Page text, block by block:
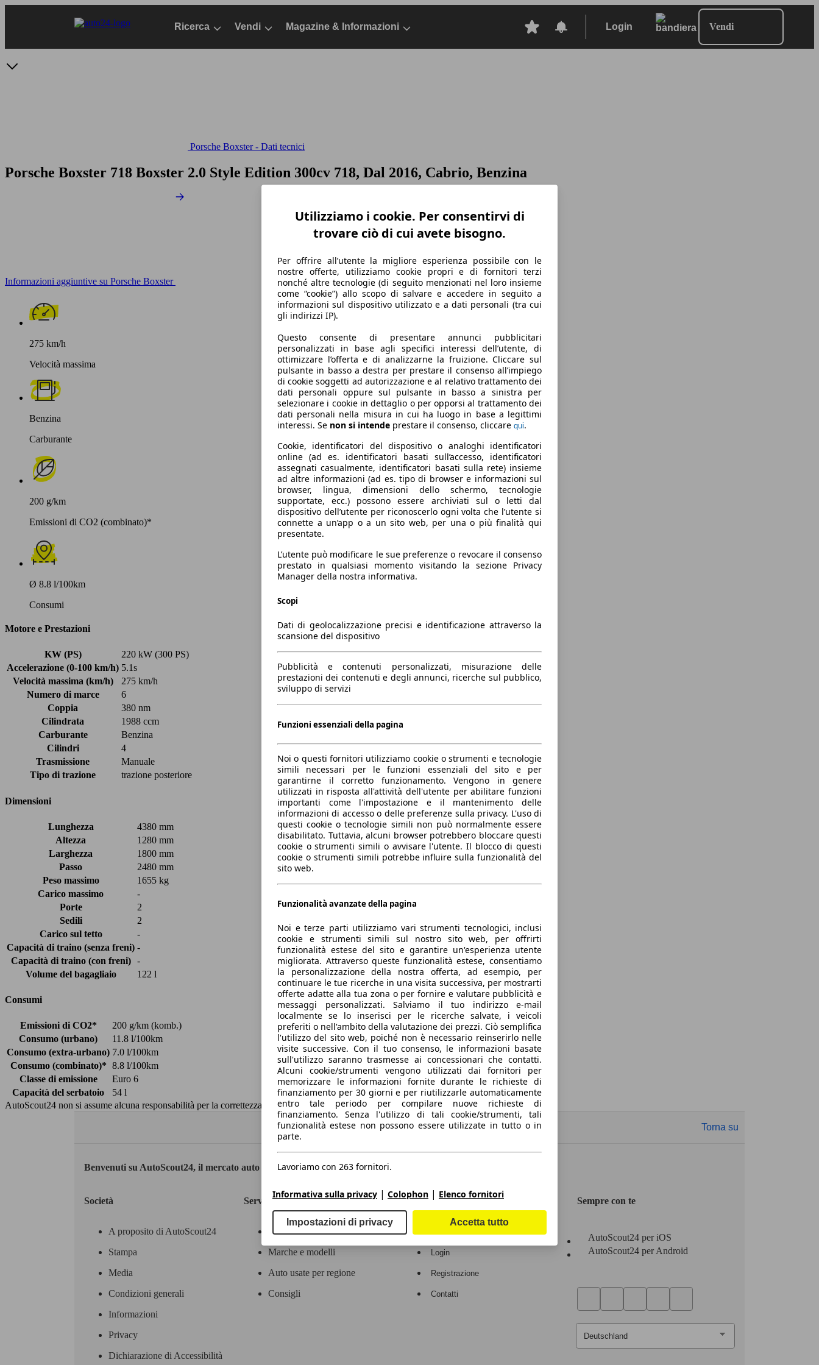
Ricerca Vendi Magazine & Informazioni Login Vendi
Porsche Boxster - Dati tecnici
Porsche Boxster 718 Boxster 2.0 Style Edition 300cv 718, Dal 2016, Cabrio, Benzina
Informazioni aggiuntive su Porsche Boxster
275 km/h
Velocità massima
Benzina
Carburante
200 g/km
Emissioni di CO2 (combinato)*
Ø 8.8 l/100km
Consumi
Motore e Prestazioni
KW (PS)
220 kW (300 PS)
Accelerazione (0-100 km/h) 5.1s
Velocità massima (km/h)
275 km/h
Numero di marce
6
Coppia
380 nm
Cilindrata
1988 ccm
Carburante
Benzina
Cilindri
4
Trasmissione
Manuale
Tipo di trazione
trazione posteriore
Dimensioni
Lunghezza
4380 mm
Altezza
1280 mm
Larghezza
1800 mm
Passo
2480 mm
Peso massimo
1655 kg
Carico massimo
-
Porte
2
Sedili
2
Carico sul tetto
-
Capacità di traino (senza freni) -
Capacità di traino (con freni)
-
Volume del bagagliaio
122 l
Consumi
Emissioni di CO2*
200 g/km (komb.)
Consumo (urbano)
11.8 l/100km
Consumo (extra-urbano) 7.0 l/100km
Consumo (combinato)* 8.8 l/100km
Classe di emissione
Euro 6
Capacità del serbatoio
54 l
AutoScout24 non si assume alcuna responsabilità per la correttezza dei dati.
Torna su
Benvenuti su AutoScout24, il mercato auto europeo.
Società
A proposito di AutoScout24
Stampa
Media
Condizioni generali
Informazioni
Privacy
Dichiarazione di Accessibilità
Servizi
Contatti
Marche e modelli
Auto usate per regione
Consigli
Area rivenditori
Login
Registrazione
Contatti
Sempre con te
AutoScout24 per iOS
AutoScout24 per Android
Utilizziamo i cookie. Per consentirvi di
trovare ciò di cui avete bisogno.
Per offrire all’utente la migliore esperienza possibile con le
nostre offerte, utilizziamo cookie propri e di fornitori terzi
nonché altre tecnologie (di seguito menzionati nel loro insieme
come “cookie”) allo scopo di salvare e accedere in seguito a
informazioni sul dispositivo utilizzato e a dati personali (tra cui
gli indirizzi IP).
Questo consente di presentare annunci pubblicitari
personalizzati in base agli specifici interessi dell’utente, di
ottimizzare l’offerta e di analizzarne la fruizione. Cliccare sul
pulsante in basso a destra per prestare il consenso all’impiego
di cookie soggetti ad autorizzazione e al relativo trattamento dei
dati personali oppure sul pulsante in basso a sinistra per
selezionare i cookie in dettaglio o per opporsi al trattamento dei
dati personali nella misura in cui ha luogo in base a legittimi
interessi. Se non si intende prestare il consenso, cliccare qui.
Cookie, identificatori del dispositivo o analoghi identificatori
online (ad es. identificatori basati sull’accesso, identificatori
assegnati casualmente, identificatori basati sulla rete) insieme
ad altre informazioni (ad es. tipo di browser e informazioni sul
browser, lingua, dimensioni dello schermo, tecnologie
supportate, ecc.) possono essere archiviati sul o letti dal
dispositivo dell’utente per riconoscerlo ogni volta che l’utente si
connette a un’app o a un sito web, per una o più finalità qui
presentate.
L’utente può modificare le sue preferenze o revocare il consenso
prestato in qualsiasi momento visitando la sezione Privacy
Manager della nostra informativa.
Scopi
Dati di geolocalizzazione precisi e identificazione attraverso la
scansione del dispositivo
Pubblicità e contenuti personalizzati, misurazione delle
prestazioni dei contenuti e degli annunci, ricerche sul pubblico,
sviluppo di servizi
Funzioni essenziali della pagina
Noi o questi fornitori utilizziamo cookie o strumenti e tecnologie
simili necessari per le funzioni essenziali del sito e per
garantirne il corretto funzionamento. Vengono in genere
utilizzati in risposta all'attività dell'utente per abilitare funzioni
importanti come l'impostazione e il mantenimento delle
informazioni di accesso o delle preferenze sulla privacy. L'uso di
questi cookie o tecnologie simili non può normalmente essere
disabilitato. Tuttavia, alcuni browser potrebbero bloccare questi
cookie o strumenti simili o avvisare l'utente. Il blocco di questi
cookie o strumenti simili potrebbe influire sulla funzionalità del
sito web.
Funzionalità avanzate della pagina
Noi e terze parti utilizziamo vari strumenti tecnologici, inclusi
cookie e strumenti simili sul nostro sito web, per offrirti
funzionalità estese del sito e garantire un'esperienza utente
migliorata. Attraverso queste funzionalità estese, consentiamo
la personalizzazione della nostra offerta, ad esempio, per
continuare le tue ricerche in una visita successiva, per mostrarti
offerte adatte alla tua zona o per fornire e valutare pubblicità e
messaggi personalizzati. Salviamo il tuo indirizzo e-mail
localmente se lo inserisci per le ricerche salvate, i veicoli
preferiti o nell'ambito della valutazione dei prezzi. Ciò semplifica
l'utilizzo del sito web, poiché non è necessario reinserirlo nelle
visite successive. Con il tuo consenso, le informazioni basate
sull'utilizzo saranno trasmesse ai concessionari che contatti.
Alcuni cookie/strumenti vengono utilizzati dai fornitori per
memorizzare le informazioni fornite durante le richieste di
finanziamento per 30 giorni e per riutilizzarle automaticamente
entro tale periodo per compilare nuove richieste di
finanziamento. Senza l'utilizzo di tali cookie/strumenti, tali
funzionalità estese non possono essere utilizzate in tutto o in
parte.
Lavoriamo con 263 fornitori.
Informativa sulla privacy | Colophon | Elenco fornitori
Impostazioni di privacy Accetta tutto